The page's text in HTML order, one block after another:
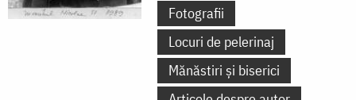
Fotografii
Locuri de pelerinaj
Mănăstiri și biserici